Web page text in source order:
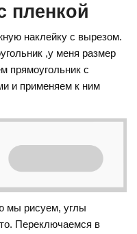
пленкой
наклейку с вырезом.
,у меня размер
прямоугольник с
и применяем к ним
мы рисуем, углы
Переключаемся в